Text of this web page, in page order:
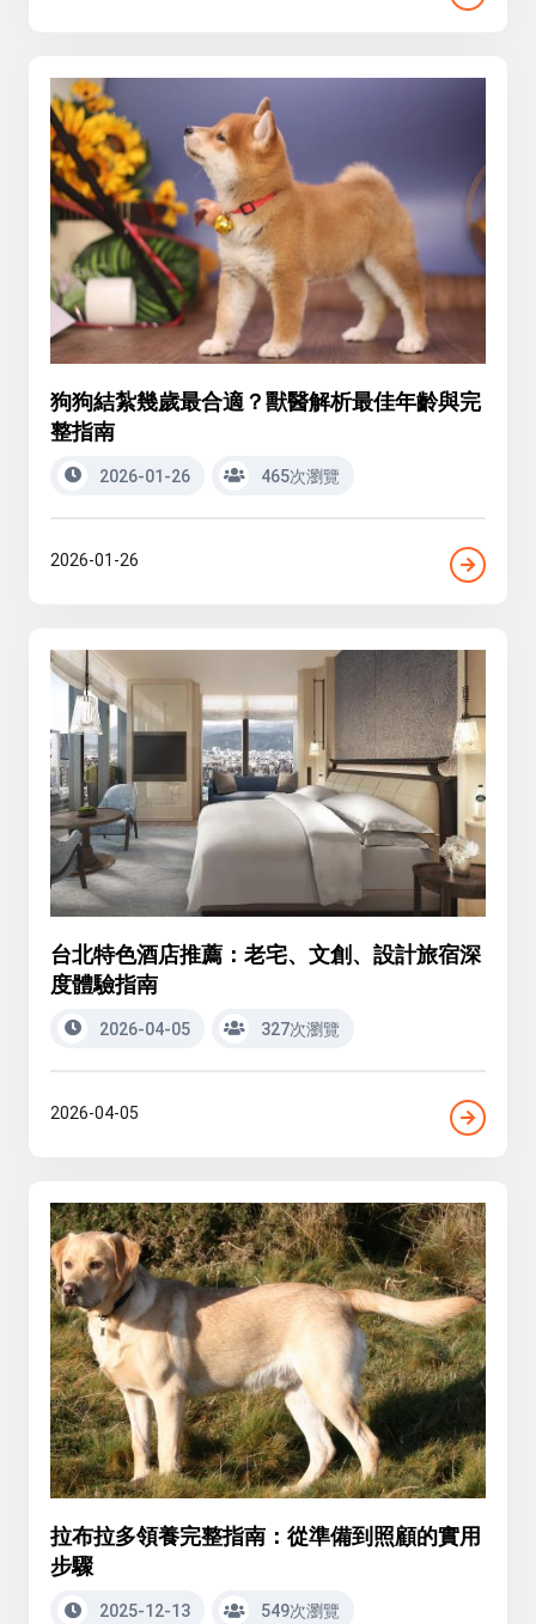
狗狗結紮幾歲最合適？獸醫解析最佳年齡與完
整指南
2026-01-26 465次瀏覽
2026-01-26
台北特色酒店推薦：老宅、文創、設計旅宿深
度體驗指南
2026-04-05 327次瀏覽
2026-04-05
拉布拉多領養完整指南：從準備到照顧的實用
步驟
2025-12-13 549次瀏覽